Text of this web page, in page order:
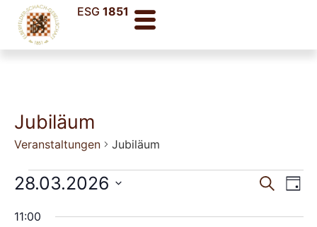
ESG1851
Jubiläum
Veranstaltungen Jubiläum
Suche
Tag
28.03.2026
wählen.
11:00